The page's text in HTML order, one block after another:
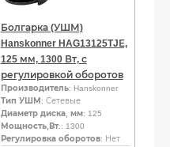
Болгарка (УШМ)
Hanskonner HAG13125TJЕ,
125 мм, 1300 Вт, с
регулировкой оборотов
Производитель: Hanskonner
Тип УШМ : Сетевые
Диаметр диска, мм: 125
Мощность,Вт. : 1300
Регулировка оборотов: Нет